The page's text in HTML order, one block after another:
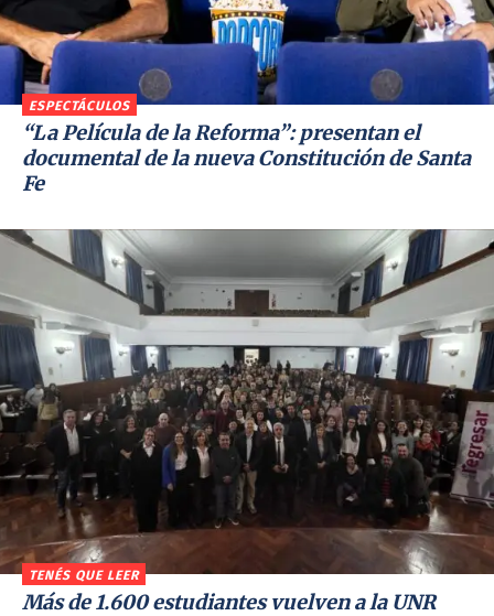
ESPECTÁCULOS
“La Película de la Reforma”: presentan el
documental de la nueva Constitución de Santa
Fe
TENÉS QUE LEER
Más de 1.600 estudiantes vuelven a la UNR